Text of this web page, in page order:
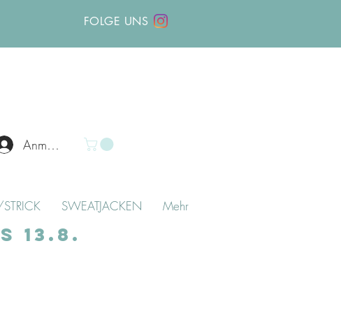
FOLGE UNS
Anmelden
STRICK SWEATJACKEN Mehr
13.8.